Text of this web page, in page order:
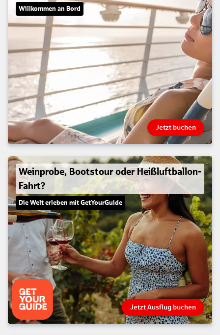
Willkommen an Bord
Jetzt buchen
Weinprobe, Bootstour oder Heißluftballon-
Fahrt?
Die Welt erleben mit GetYourGuide
Jetzt Ausflug buchen